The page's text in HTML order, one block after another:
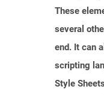
These
several
end. It can
scripting
Style